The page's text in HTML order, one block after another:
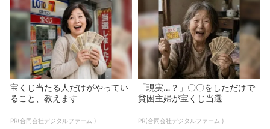
宝くじ当たる人だけがやってい
ること、教えます
PR(合同会社デジタルファーム )
「現実…？」〇〇をしただけで
貧困主婦が宝くじ当選
PR(合同会社デジタルファーム )